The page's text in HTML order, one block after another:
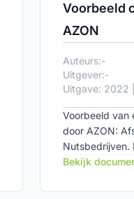
Voorbeeld
AZON
Auteurs:-
Uitgever:-
Uitgave: 2022
Voorbeeld van
door AZON:
Nutsbedrijven.
bij fase 2 van
formaliseren.
Bekijk